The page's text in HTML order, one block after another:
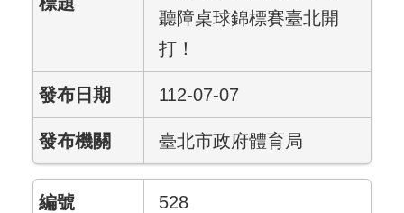
聽障桌球錦標賽臺北開
打！
112-07-07
臺北市政府體育局
528